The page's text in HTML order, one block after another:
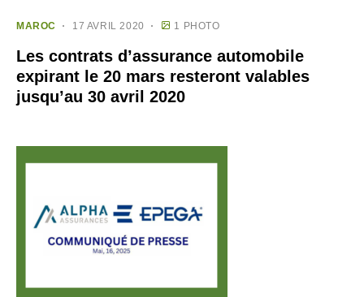
MAROC 17 AVRIL 2020 1 PHOTO
Les contrats d’assurance automobile
expirant le 20 mars resteront valables
jusqu’au 30 avril 2020